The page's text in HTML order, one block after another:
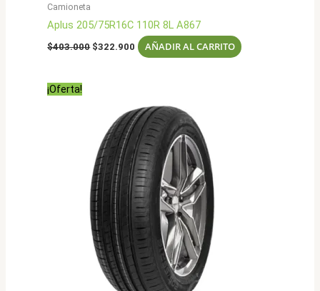
Camioneta
Aplus 205/75R16C 110R 8L A867
$403.000 El
$322.900 El
precio
AÑADIR AL CARRITO
¡Oferta!